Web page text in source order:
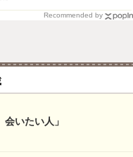
Recommended by
いたい人」